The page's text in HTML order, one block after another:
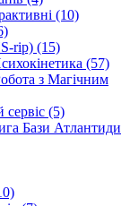
(10)
rip) (15)
(57)
з Магічним
сервіс (5)
Бази Атлантиди